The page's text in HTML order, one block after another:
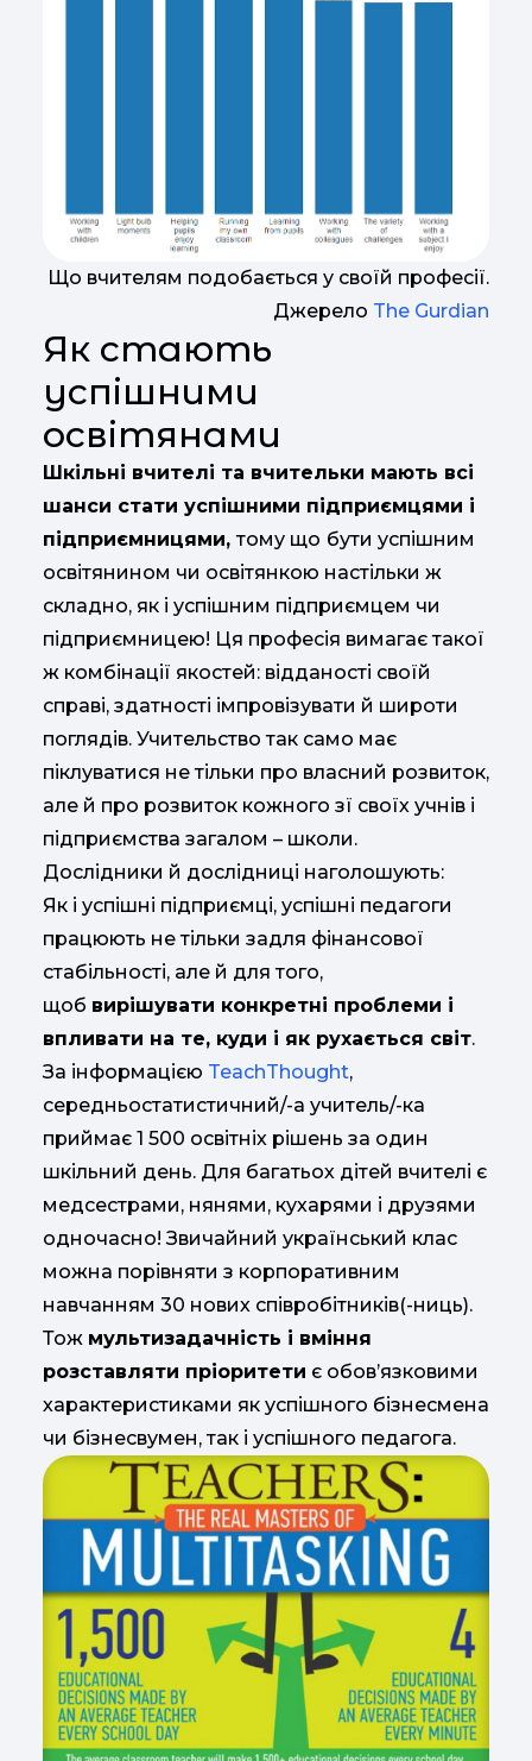
Що вчителям подобається у своїй професії.
Джерело The Gurdian
Як стають
успішними
освітянами
Шкільні вчителі та вчительки мають всі
шанси стати успішними підприємцями і
підприємницями,тому що бути успішним
освітянином чи освітянкою настільки ж
складно, як і успішним підприємцем чи
підприємницею! Ця професія вимагає такої
ж комбінації якостей: відданості своїй
справі, здатності імпровізувати й широти
поглядів. Учительство так само має
піклуватися не тільки про власний розвиток,
але й про розвиток кожного зї своїх учнів і
підприємства загалом – школи.
Дослідники й дослідниці наголошують:
Як і успішні підприємці, успішні педагоги
працюють не тільки задля фінансової
стабільності, але й для того,
щоб вирішувати конкретні проблеми і
впливати на те, куди і як рухається світ.
За інформацією TeachThought,
середньостатистичний/-а учитель/-ка
приймає 1 500 освітніх рішень за один
шкільний день. Для багатьох дітей вчителі є
медсестрами, нянями, кухарями і друзями
одночасно! Звичайний український клас
можна порівняти з корпоративним
навчанням 30 нових співробітників(-ниць).
Тож мультизадачність і вміння
розставляти пріоритети є обов’язковими
характеристиками як успішного бізнесмена
чи бізнесвумен, так і успішного педагога.